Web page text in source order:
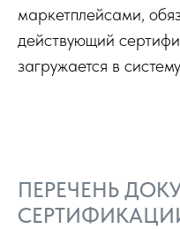
маркетплейсами,
действующий
загружается в
ПЕРЕЧЕНЬ